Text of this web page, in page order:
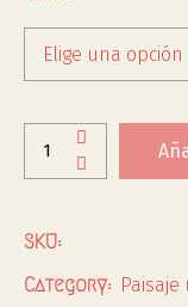
Elige una opción
SKU:
Category: